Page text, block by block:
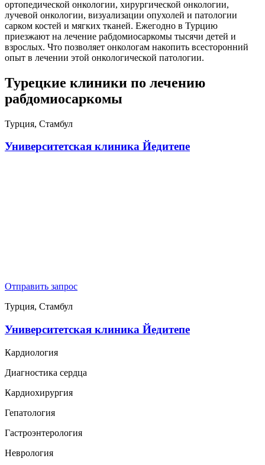
ортопедической онкологии, хирургической онкологии,
лучевой онкологии, визуализации опухолей и патологии
сарком костей и мягких тканей. Ежегодно в Турцию
приезжают на лечение рабдомиосаркомы тысячи детей и
взрослых. Что позволяет онкологам накопить всесторонний
опыт в лечении этой онкологической патологии.
Турецкие клиники по лечению
рабдомиосаркомы
Турция, Стамбул
Университетская клиника Йедитепе
Отправить запрос
Турция, Стамбул
Университетская клиника Йедитепе
Кардиология
Диагностика сердца
Кардиохирургия
Гепатология
Гастроэнтерология
Неврология